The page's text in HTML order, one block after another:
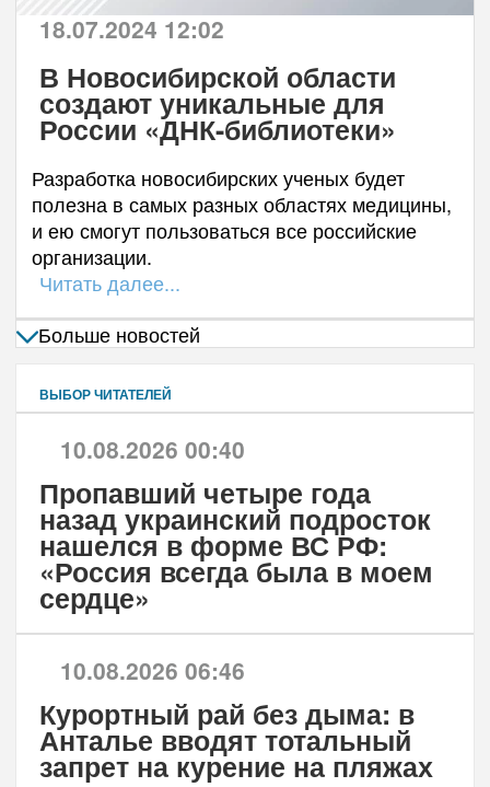
18.07.2024 12:02
В Новосибирской области
создают уникальные для
России «ДНК-библиотеки»
Разработка новосибирских ученых будет
полезна в самых разных областях медицины,
и ею смогут пользоваться все российские
организации.
Читать далее...
Больше новостей
ВЫБОР ЧИТАТЕЛЕЙ
10.08.2026 00:40
Пропавший четыре года
назад украинский подросток
нашелся в форме ВС РФ:
«Россия всегда была в моем
сердце»
10.08.2026 06:46
Курортный рай без дыма: в
Анталье вводят тотальный
запрет на курение на пляжах